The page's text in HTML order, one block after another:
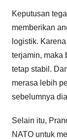
Keputusan
memberikan
logistik.
terjamin, maka
tetap stabil.
merasa lebih
sebelumnya
Selain itu,
NATO untuk